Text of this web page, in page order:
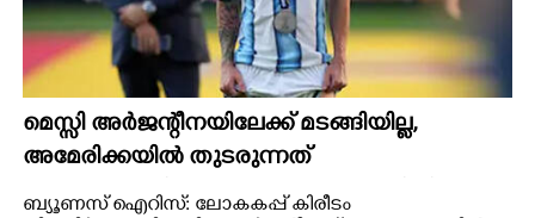
മെസ്സി അര്‍ജന്റീനയിലേക്ക് മടങ്ങിയില്ല,
അമേരിക്കയില്‍ തുടരുന്നത്
സഹതാരത്തിനൊപ്പം; കാരണം അറിയിച്ച്
ബ്യൂണസ് ഐറിസ്: ലോകകപ്പ് കിരീടം